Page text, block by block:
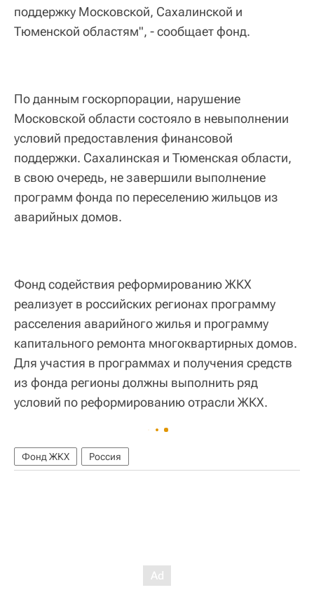
поддержку Московской, Сахалинской и
Тюменской областям", - сообщает фонд.
По данным госкорпорации, нарушение
Московской области состояло в невыполнении
условий предоставления финансовой
поддержки. Сахалинская и Тюменская области,
в свою очередь, не завершили выполнение
программ фонда по переселению жильцов из
аварийных домов.
Фонд содействия реформированию ЖКХ
реализует в российских регионах программу
расселения аварийного жилья и программу
капитального ремонта многоквартирных домов.
Для участия в программах и получения средств
из фонда регионы должны выполнить ряд
условий по реформированию отрасли ЖКХ.
Фонд ЖКХ Россия